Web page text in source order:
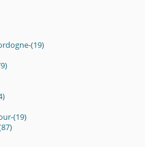
(19)
(19)